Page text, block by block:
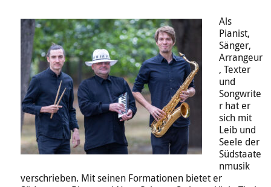
Als
Pianist,
Sänger,
Arrangeur
, Texter
und
Songwrite
r hat er
sich mit
Leib und
Seele der
Südstaate
nmusik
verschrieben. Mit seinen Formationen bietet er